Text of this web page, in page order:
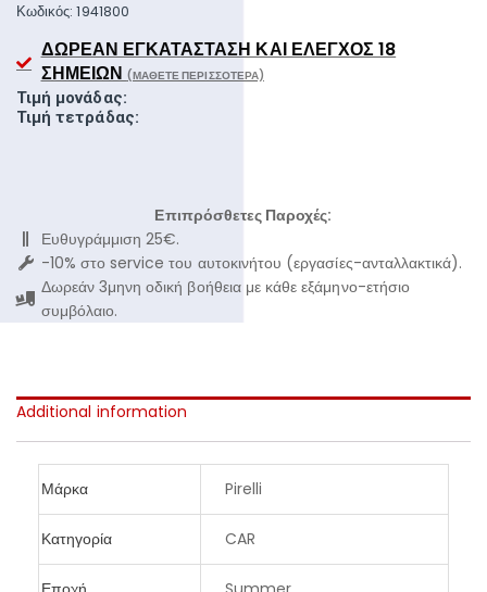
Κωδικός:1941800
ΔΩΡΕΆΝ ΕΓΚΑΤΆΣΤΑΣΗ ΚΑΙ ΈΛΕΓΧΟΣ 18
ΣΗΜΕΊΩΝ (ΜΆΘΕΤΕ ΠΕΡΙΣΣΌΤΕΡΑ)
Τιμή μονάδας:
Τιμή τετράδας:
Επιπρόσθετες Παροχές:
Ευθυγράμμιση 25€.
-10% στο service του αυτοκινήτου (εργασίες-ανταλλακτικά).
Δωρεάν 3μηνη οδική βοήθεια με κάθε εξάμηνο-ετήσιο
συμβόλαιο.
Additional information
Μάρκα Pirelli
Κατηγορία CAR